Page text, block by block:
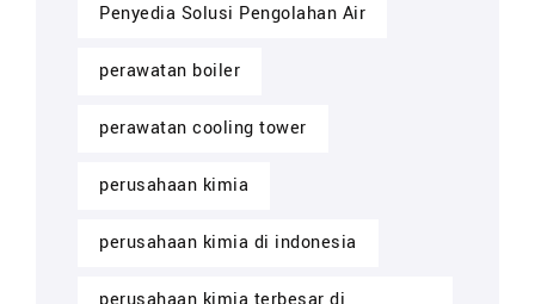
Penyedia Solusi Pengolahan Air
perawatan boiler
perawatan cooling tower
perusahaan kimia
perusahaan kimia di indonesia